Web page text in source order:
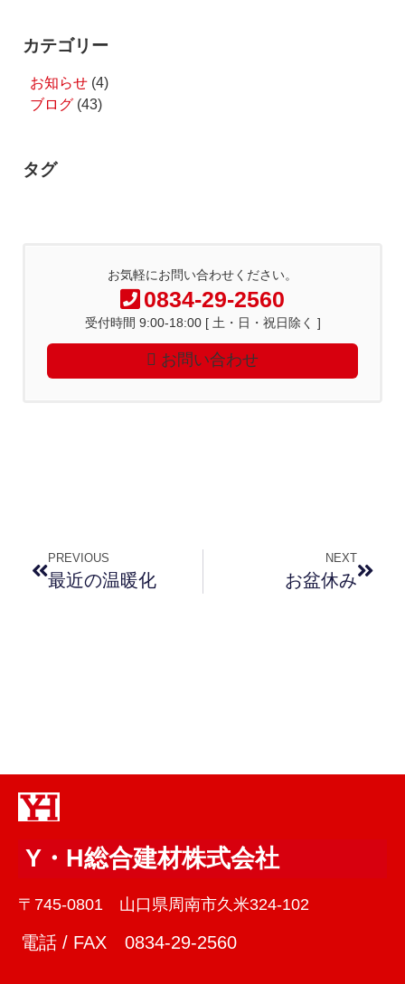
カテゴリー
お知らせ (4)
ブログ (43)
タグ
お気軽にお問い合わせください。
0834-29-2560
受付時間 9:00-18:00 [ 土・日・祝日除く ]
お問い合わせ
PREVIOUS
最近の温暖化
NEXT
お盆休み
Y・H総合建材株式会社
〒745-0801 山口県周南市久米324-102
電話 / FAX 0834-29-2560